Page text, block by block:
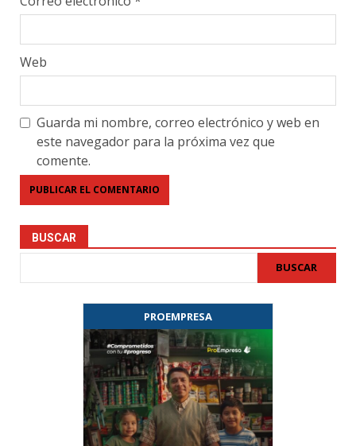
Web
Guarda mi nombre, correo electrónico y web en
este navegador para la próxima vez que
comente.
BUSCAR
BUSCAR
PROEMPRESA